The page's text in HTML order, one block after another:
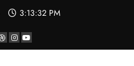
3:13:32 PM